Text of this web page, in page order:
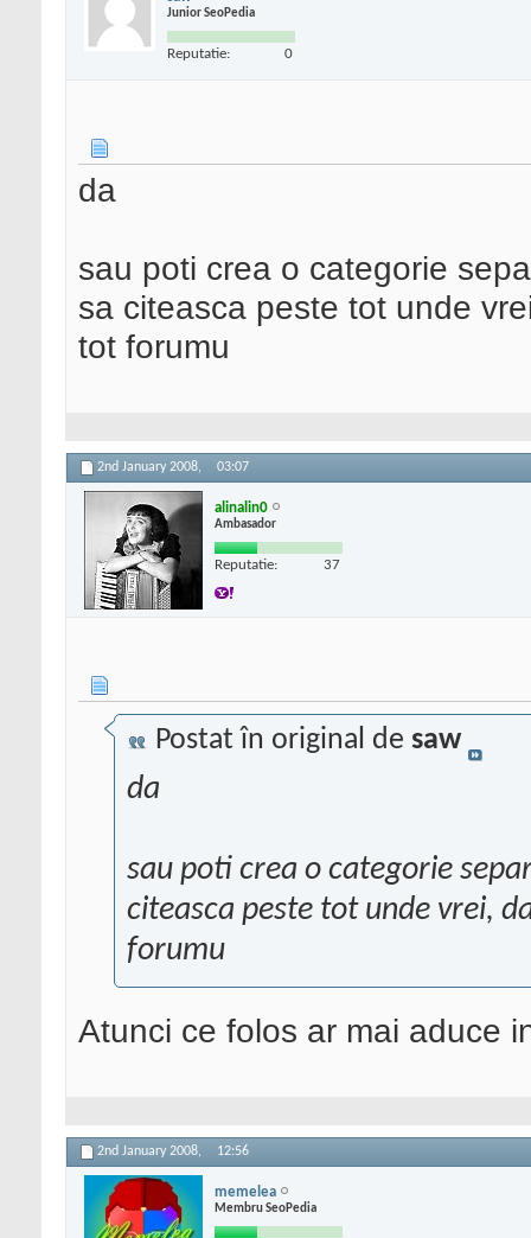
Junior SeoPedia
Reputatie: 0
da
sau poti crea o categorie
sa citeasca peste tot unde
tot forumu
2nd January 2008, 03:07
alinalin0
Ambasador
Reputatie: 37
Postat în original de saw
da
sau poti crea o categorie
citeasca peste tot unde vrei,
forumu
Atunci ce folos ar mai aduce
2nd January 2008, 12:56
memelea
Membru SeoPedia